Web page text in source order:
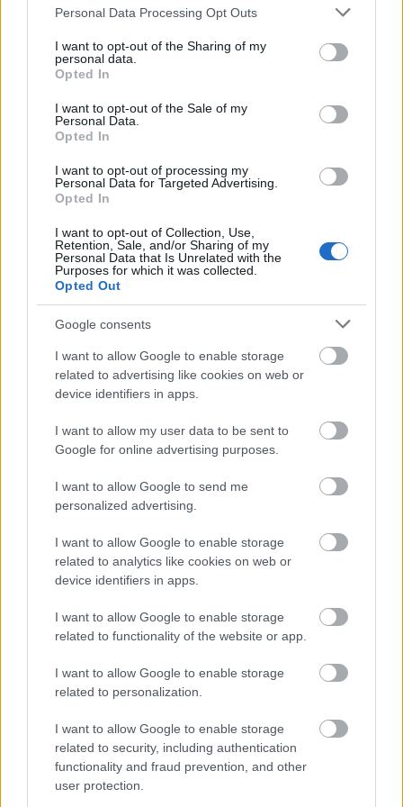
Please note that this website/app uses one or more Google
not limited to your visit or usage behaviour. You may click to
grant or deny consent to Google and its third-party tags to
use your data for below specified purposes in below Google
consent section.
Personal Data Processing Opt Outs
I want to opt-out of the Sharing of my
personal data.
Opted In
I want to opt-out of the Sale of my
Personal Data.
Opted In
I want to opt-out of processing my
Personal Data for Targeted Advertising.
Opted In
I want to opt-out of Collection, Use,
Retention, Sale, and/or Sharing of my
Personal Data that Is Unrelated with the
Purposes for which it was collected.
Opted Out
Google consents
I want to allow Google to enable storage
related to advertising like cookies on web or
device identifiers in apps.
I want to allow my user data to be sent to
Google for online advertising purposes.
I want to allow Google to send me
personalized advertising.
I want to allow Google to enable storage
related to analytics like cookies on web or
device identifiers in apps.
I want to allow Google to enable storage
related to functionality of the website or app.
I want to allow Google to enable storage
related to personalization.
I want to allow Google to enable storage
related to security, including authentication
functionality and fraud prevention, and other
user protection.
Willy Loman Szegeden Kiss Ferenc volt.
Halálraítélten duzzadt az egészségtől. Életerős
kisgazdának látszott. Majd szétvetette a retorikai
erő. Veszprémben Valló Péter Latinovitsra osztotta
az utazó ügynököt. Latinovits akkoriban a
hangmaszkírozás elméletével bajlódott: Liliomot
cigányosan beszéltette, mert hogy ő ilyeneket hallott,
miközben a Gundel étterem asztalai alatt játszott.
Willy Lomant pedig népszínmű-zsidónak gajdolta el.
Ájult tisztelői ugyanúgy nem azt látták-hallották, mit
csinál a szerepben a színen, mint Timár esetében.
Tordy vígszínházi alakítására - ugyancsak Valló
istállómesteri működésével - az első szünetig vagyok
tanú. A továbbiak elől a Deutsche Oper
dramaturgjával és egy dramaturgnövendékkel
eliszkoltunk vacsorálni.
New York váratlan kasszasikerét Miller cuppogós
színdarabjából Dustin Hoffmann a Broadhurst
Színházban elsorozta 88-szor. Kate Reid játszotta
Lindát, Biffet John Malkovich, a másik fiát David
Hudleston. Lemenvén a színházi széria, Volker
Schlöndorff megrendezte az előadást nyugatnémet
tévéfilmnek azonos szereposztásban. Znamenák
István rendezésében Kovács Zsolt kaposvári Willy
cipőjéből, az asztalra csapta a túlzott
igénybevételtől megizzadtat. Zsótér rendezte már a
darabot Szegeden. Király Levente játszotta az
volna Arthur Miller vigéc-moralitásába, az elnyúzott
ügynök Dorothy sárga útján haladt a halálba.
Hajduk Károlyra fény hull az Ódry Színpad
nézőterének közepén. Fesztelenül feszült.
Vigasztalanul reménytelen életén büszkén végignéz.
Mély hittel mond közhelyeket. Nem teszi idézőjelbe.
Nem karikírozza. Színészi véleményét sem biggyeszti
hozzá az üres szentenciákhoz. Willy Loman, az
ügynök végighazudta életét. Hajduk Károly, a